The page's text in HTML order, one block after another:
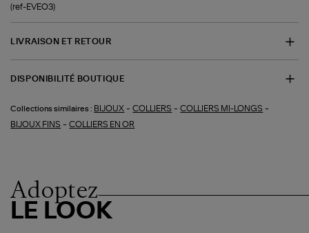
(ref-EVEO3)
LIVRAISON ET RETOUR
DISPONIBILITÉ BOUTIQUE
Collections similaires : BIJOUX -COLLIERS -COLLIERS MI-LONGS -
BIJOUX FINS -COLLIERS EN OR
Adoptez
LE LOOK